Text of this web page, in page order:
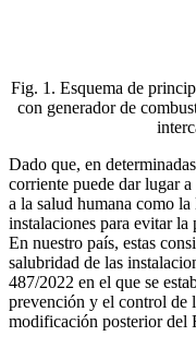
Fig. 1. Esquema de
con generador de
Dado que, en
corriente puede dar lugar
a la salud humana como
instalaciones para evitar
En nuestro país, estas
salubridad de las
487/2022 en el que se
prevención y el control de
modificación posterior del